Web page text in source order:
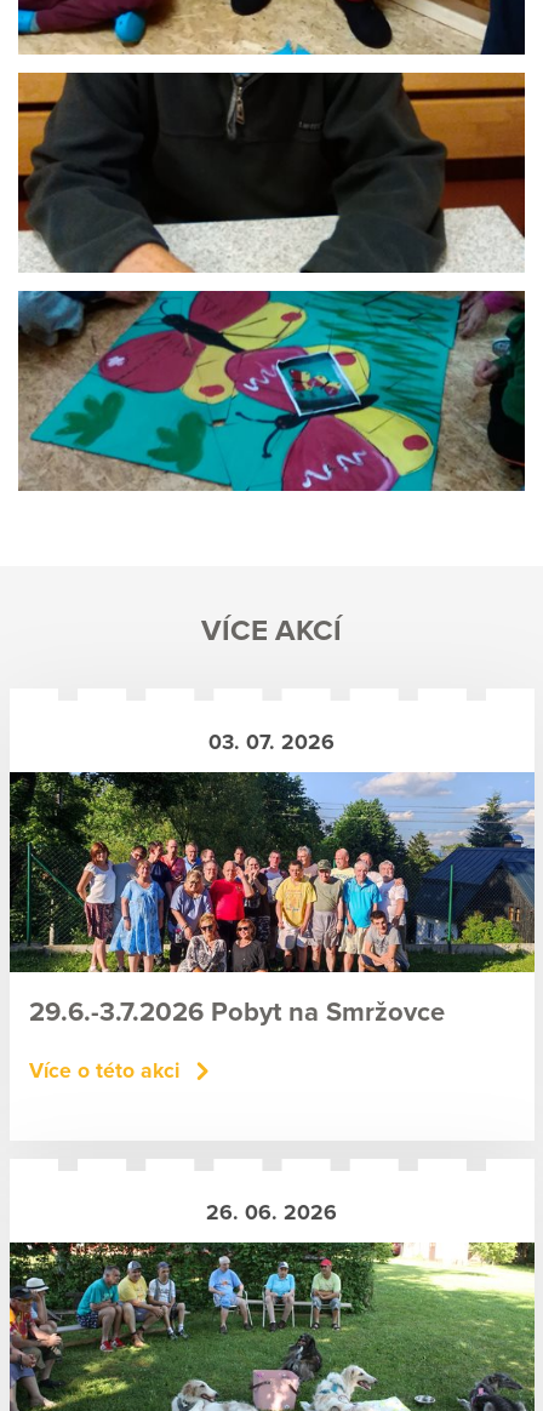
VÍCE AKCÍ
03. 07. 2026
29.6.-3.7.2026 Pobyt na Smržovce
Více o této akci
26. 06. 2026